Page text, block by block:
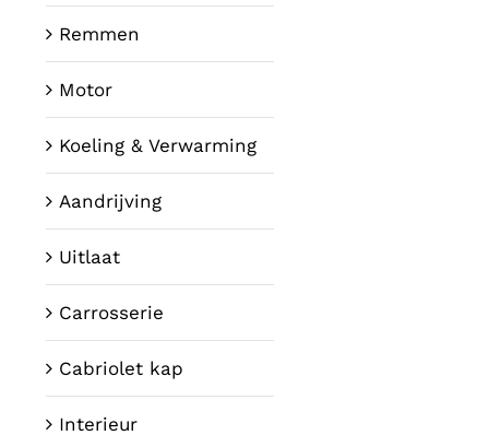
Remmen
Motor
Koeling & Verwarming
Aandrijving
Uitlaat
Carrosserie
Cabriolet kap
Interieur